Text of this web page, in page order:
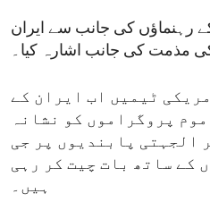
رہنماؤں کی جانب سے ایران
مذمت کی جانب اشارہ کیا۔
ٹیمیں اب ایران کے
پروگراموں کو نشانہ
الجہتی پابندیوں پر جی
کے ساتھ بات چیت کر رہی
ہیں۔